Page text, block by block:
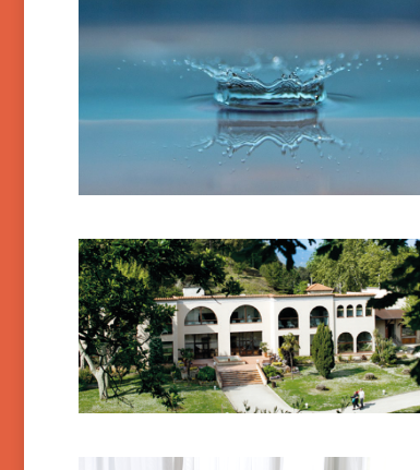
(Etablissement fermé)
Boulou (le)